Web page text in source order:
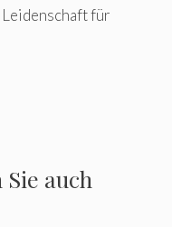
für
auch